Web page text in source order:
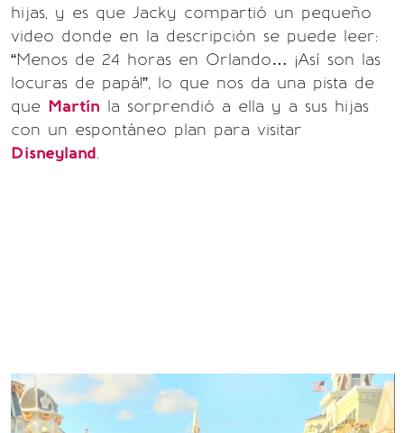
hijas, y es que Jacky compartió un pequeño
video donde en la descripción se puede leer:
“Menos de 24 horas en Orlando… ¡Así son las
locuras de papá!”, lo que nos da una pista de
que Martín la sorprendió a ella y a sus hijas
con un espontáneo plan para visitar
Disneyland.